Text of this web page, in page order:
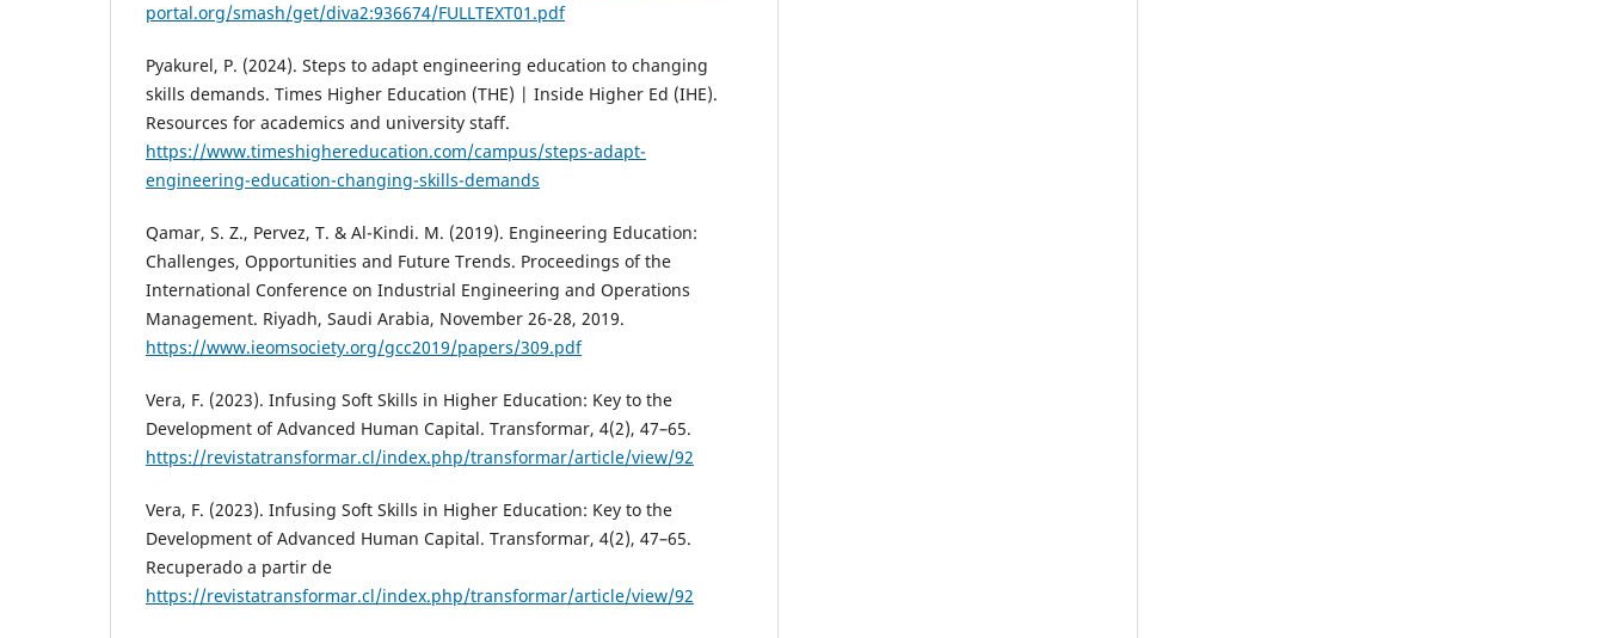
portal.org/smash/get/diva2:936674/FULLTEXT01.pdf
Pyakurel, P. (2024). Steps to adapt engineering education to changing
skills demands. Times Higher Education (THE) | Inside Higher Ed (IHE).
Resources for academics and university staff.
https://www.timeshighereducation.com/campus/steps-adapt-
engineering-education-changing-skills-demands
Qamar, S. Z., Pervez, T. & Al-Kindi. M. (2019). Engineering Education:
Challenges, Opportunities and Future Trends. Proceedings of the
International Conference on Industrial Engineering and Operations
Management. Riyadh, Saudi Arabia, November 26-28, 2019.
https://www.ieomsociety.org/gcc2019/papers/309.pdf
Vera, F. (2023). Infusing Soft Skills in Higher Education: Key to the
Development of Advanced Human Capital. Transformar, 4(2), 47–65.
https://revistatransformar.cl/index.php/transformar/article/view/92
Vera, F. (2023). Infusing Soft Skills in Higher Education: Key to the
Development of Advanced Human Capital. Transformar, 4(2), 47–65.
Recuperado a partir de
https://revistatransformar.cl/index.php/transformar/article/view/92